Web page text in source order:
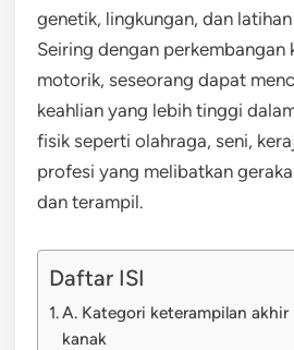
genetik, lingkungan, dan
Seiring dengan perkembangan
motorik, seseorang dapat
keahlian yang lebih tinggi
fisik seperti olahraga, seni,
profesi yang melibatkan
dan terampil.
Daftar ISI
A. Kategori keterampilan akhir
kanak